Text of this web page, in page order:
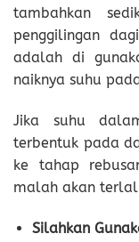
tambahkan
penggilingan
adalah di
naiknya suhu
Jika suhu
terbentuk pada
ke tahap
malah akan
Silahkan